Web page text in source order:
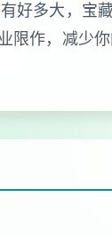
好多大，宝
限作，减少